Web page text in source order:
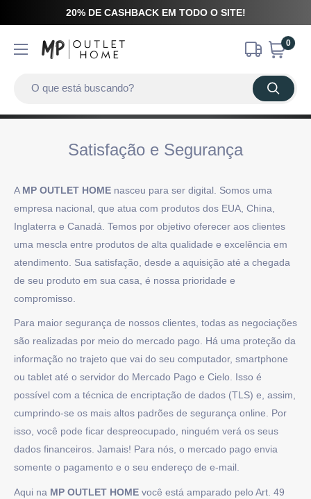
20% DE CASHBACK EM TODO O SITE!
0
Satisfação e Segurança
A MP OUTLET HOME nasceu para ser digital. Somos uma
empresa nacional, que atua com produtos dos EUA, China,
Inglaterra e Canadá. Temos por objetivo oferecer aos clientes
uma mescla entre produtos de alta qualidade e excelência em
atendimento. Sua satisfação, desde a aquisição até a chegada
de seu produto em sua casa, é nossa prioridade e
compromisso.
Para maior segurança de nossos clientes, todas as negociações
são realizadas por meio do mercado pago. Há uma proteção da
informação no trajeto que vai do seu computador, smartphone
ou tablet até o servidor do Mercado Pago e Cielo. Isso é
possível com a técnica de encriptação de dados (TLS) e, assim,
cumprindo-se os mais altos padrões de segurança online. Por
isso, você pode ficar despreocupado, ninguém verá os seus
dados financeiros. Jamais! Para nós, o mercado pago envia
somente o pagamento e o seu endereço de e-mail.
Aqui na MP OUTLET HOME você está amparado pelo Art. 49